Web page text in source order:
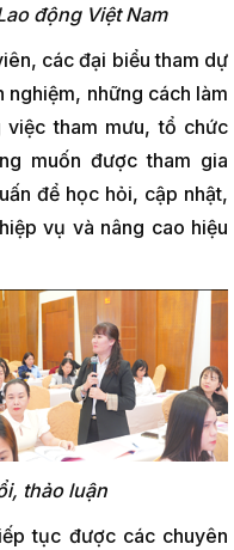
động Việt Nam
các đại biểu tham dự
nghiệm, những cách làm
tham mưu, tổ chức
muốn được tham gia
để học hỏi, cập nhật,
vụ và nâng cao hiệu
thảo luận
tục được các chuyên